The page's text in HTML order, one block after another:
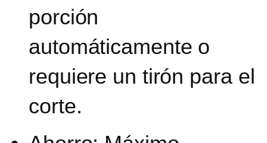
porción
automáticamente o
requiere un tirón para el
corte.